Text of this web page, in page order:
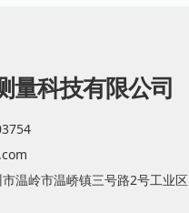
量科技有限公司
温岭市温峤镇三号路2号工业区